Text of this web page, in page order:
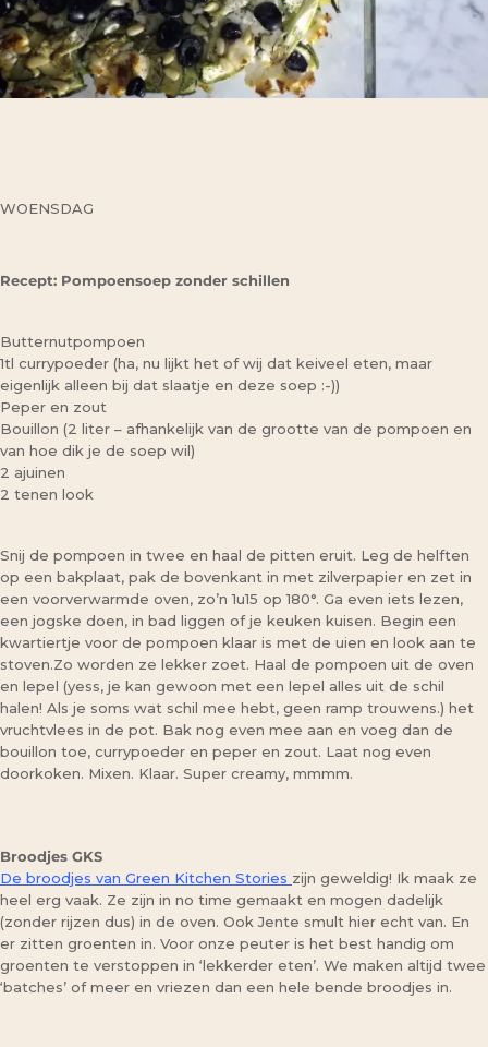
WOENSDAG
Recept: Pompoensoep zonder schillen
Butternutpompoen
1tl currypoeder (ha, nu lijkt het of wij dat keiveel eten, maar
eigenlijk alleen bij dat slaatje en deze soep :-))
Peper en zout
Bouillon (2 liter – afhankelijk van de grootte van de pompoen en
van hoe dik je de soep wil)
2 ajuinen
2 tenen look
Snij de pompoen in twee en haal de pitten eruit. Leg de helften
op een bakplaat, pak de bovenkant in met zilverpapier en zet in
een voorverwarmde oven, zo’n 1u15 op 180°. Ga even iets lezen,
een jogske doen, in bad liggen of je keuken kuisen. Begin een
kwartiertje voor de pompoen klaar is met de uien en look aan te
stoven.Zo worden ze lekker zoet. Haal de pompoen uit de oven
en lepel (yess, je kan gewoon met een lepel alles uit de schil
halen! Als je soms wat schil mee hebt, geen ramp trouwens.) het
vruchtvlees in de pot. Bak nog even mee aan en voeg dan de
bouillon toe, currypoeder en peper en zout. Laat nog even
doorkoken. Mixen. Klaar. Super creamy, mmmm.
Broodjes GKS
De broodjes van Green Kitchen Stories zijn geweldig! Ik maak ze
heel erg vaak. Ze zijn in no time gemaakt en mogen dadelijk
(zonder rijzen dus) in de oven. Ook Jente smult hier echt van. En
er zitten groenten in. Voor onze peuter is het best handig om
groenten te verstoppen in ‘lekkerder eten’. We maken altijd twee
‘batches’ of meer en vriezen dan een hele bende broodjes in.